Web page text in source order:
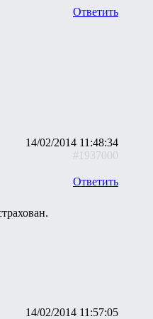
Ответить
14/02/2014 11:48:34
#1937000
Ответить
14/02/2014 11:57:05